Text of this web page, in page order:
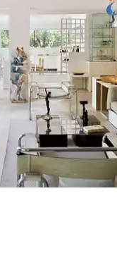
Château